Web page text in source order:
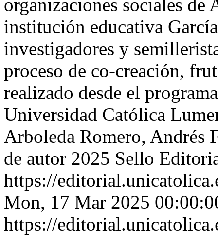
organizaciones sociales
institución educativa
investigadores y
proceso de co-creación,
realizado desde el
Universidad Católica
Arboleda Romero, Andrés
de autor 2025 Sello
https://
Mon, 17 Mar 2025
https://